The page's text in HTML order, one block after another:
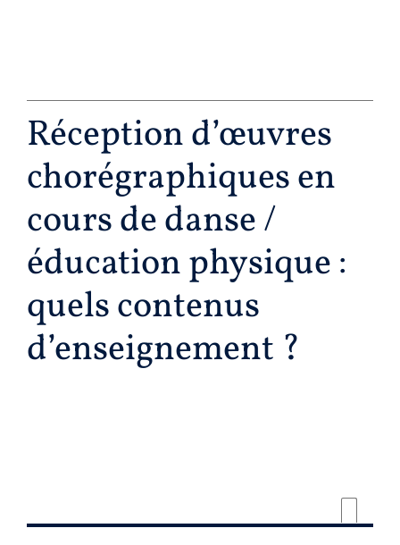
Réception d’œuvres
chorégraphiques en
cours de danse /
éducation physique :
quels contenus
d’enseignement ?